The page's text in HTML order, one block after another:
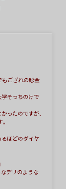
ござれの彫金
そっちのけで
ったのですが、
ほどのダイヤ
デリのような